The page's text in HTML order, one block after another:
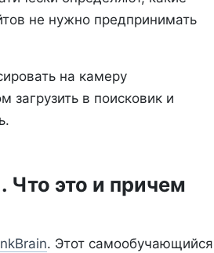
не нужно предпринимать
на камеру
загрузить в поисковик и
Что это и причем
. Этот самообучающийся